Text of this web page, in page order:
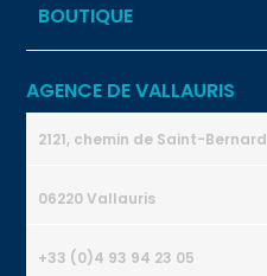
BOUTIQUE
AGENCE DE VALLAURIS
2121, chemin de Saint-Bernard
06220 Vallauris
+33 (0)4 93 94 23 05